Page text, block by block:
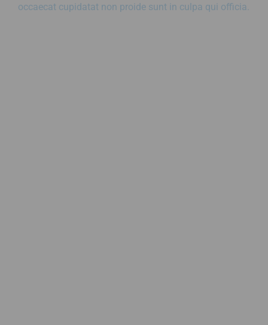
occaecat cupidatat non proide sunt in culpa qui officia.